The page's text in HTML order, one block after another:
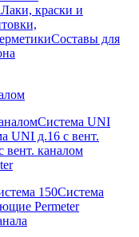
Лаки, краски и
Составы для
Система UNI
UNI д.16 с вент.
вент. каналом
150Система
Permeter